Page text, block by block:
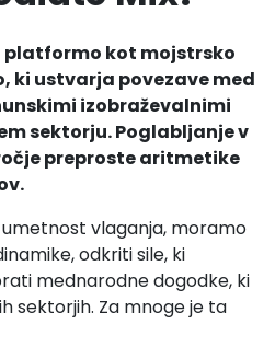
platformo kot mojstrsko
ki ustvarja povezave med
izobraževalnimi
sektorju. Poglabljanje v
preproste aritmetike
vlaganja, moramo
odkriti sile, ki
mednarodne dogodke, ki
sektorjih. Za mnoge je ta